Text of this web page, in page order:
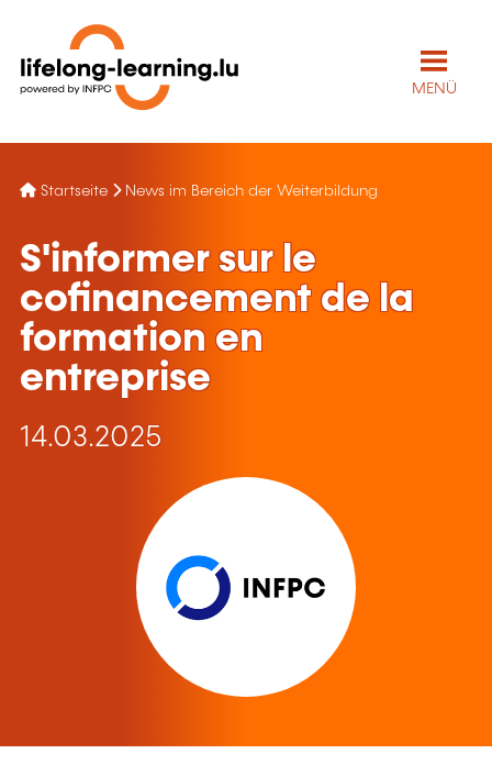
MENÜ
Startseite News im Bereich der Weiterbildung
S'informer sur le
cofinancement de la
formation en
entreprise
14.03.2025